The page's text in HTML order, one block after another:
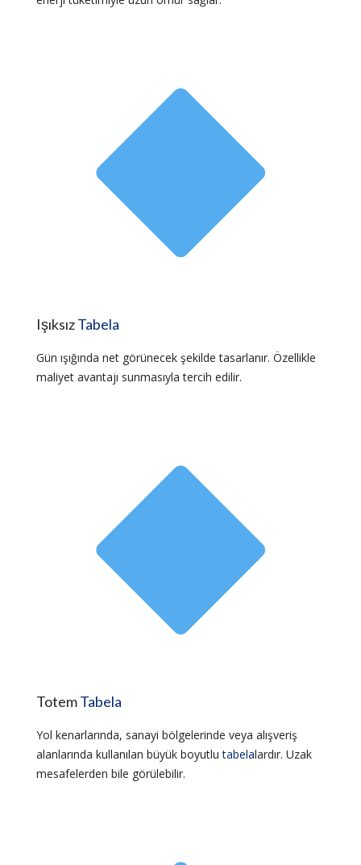
IşıksızTabela
Gün ışığında net görünecek şekilde tasarlanır. Özellikle
maliyet avantajı sunmasıyla tercih edilir.
TotemTabela
Yol kenarlarında, sanayi bölgelerinde veya alışveriş
alanlarında kullanılan büyük boyutlutabelalardır. Uzak
mesafelerden bile görülebilir.